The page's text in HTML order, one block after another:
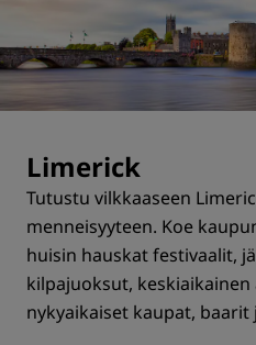
Limerick
Tutustu vilkkaaseen
menneisyyteen. Koe
huisin hauskat festivaalit,
kilpajuoksut,
nykyaikaiset kaupat, baarit